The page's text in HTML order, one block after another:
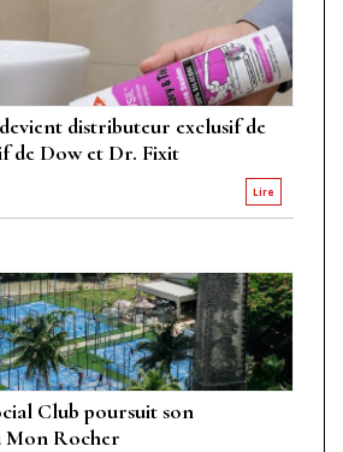
distributeur exclusif de
de Dow et Dr. Fixit
Lire
Club poursuit son
Mon Rocher